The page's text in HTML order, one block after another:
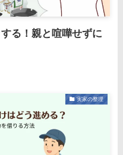
る！親と喧嘩せずに
実家の整理